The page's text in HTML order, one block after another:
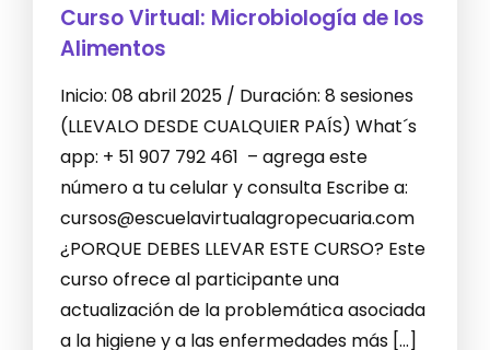
Curso Virtual: Microbiología de los
Alimentos
Inicio: 08 abril 2025 / Duración: 8 sesiones
(LLEVALO DESDE CUALQUIER PAÍS) What´s
app: + 51 907 792 461 – agrega este
número a tu celular y consulta Escribe a:
cursos@escuelavirtualagropecuaria.com
¿PORQUE DEBES LLEVAR ESTE CURSO? Este
curso ofrece al participante una
actualización de la problemática asociada
a la higiene y a las enfermedades más […]